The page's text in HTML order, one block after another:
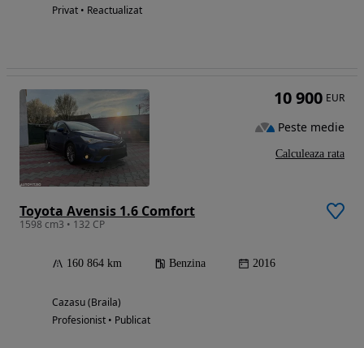
Privat • Reactualizat
Toyota Avensis 1.6 Comfort
1598 cm3 • 132 CP
160 864 km Benzina 2016
Cazasu (Braila)
Profesionist • Publicat
10 900 EUR
Peste medie
Calculeaza rata